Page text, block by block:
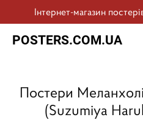
Інтернет-магазин
POSTERS.COM.UA
Постери
(Suzumiya